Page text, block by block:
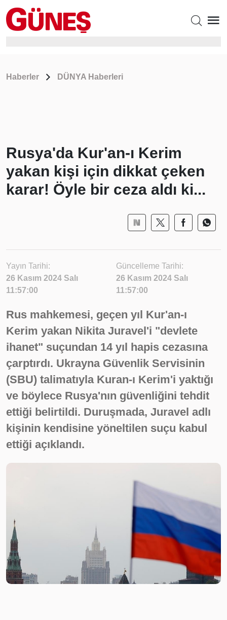
Haberler DÜNYA Haberleri
Rusya'da Kur'an-ı Kerim
yakan kişi için dikkat çeken
karar! Öyle bir ceza aldı ki...
Yayın Tarihi:
26 Kasım 2024 Salı
11:57:00
Güncelleme Tarihi:
26 Kasım 2024 Salı
11:57:00
Rus mahkemesi, geçen yıl Kur'an-ı
Kerim yakan Nikita Juravel'i "devlete
ihanet" suçundan 14 yıl hapis cezasına
çarptırdı. Ukrayna Güvenlik Servisinin
(SBU) talimatıyla Kuran-ı Kerim'i yaktığı
ve böylece Rusya'nın güvenliğini tehdit
ettiği belirtildi. Duruşmada, Juravel adlı
kişinin kendisine yöneltilen suçu kabul
ettiği açıklandı.